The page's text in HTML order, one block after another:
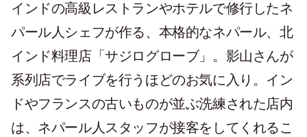
インドの高級レストランやホテルで修行したネ
パール人シェフが作る、本格的なネパール、北
インド料理店「サジログローブ」。影山さんが
系列店でライブを行うほどのお気に入り。イン
ドやフランスの古いものが並ぶ洗練された店内
は、ネパール人スタッフが接客をしてくれるこ